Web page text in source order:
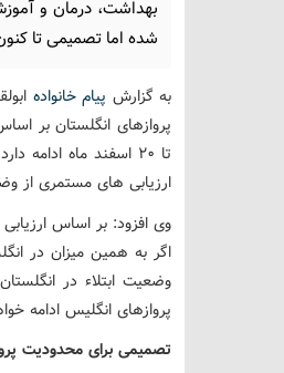
شده اما تصمیمی تا
به گزارش پیام خانواده
پروازهای انگلستان بر
تا ۲۰ اسفند ماه
ارزیابی های مستمری از
اگر به همین میزان در
وضعیت ابتلاء در
پروازهای انگلیس ادامه
تصمیمی برای محدودیت